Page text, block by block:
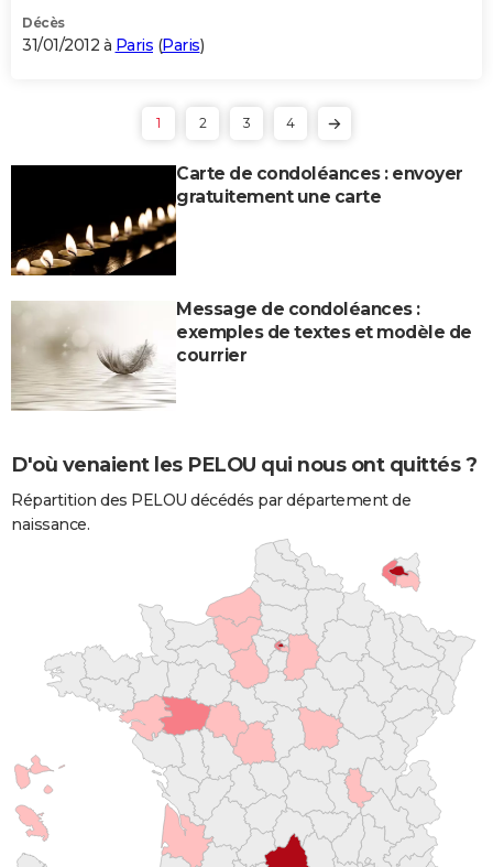
Décès
31/01/2012 à Paris (Paris)
1 2 3 4
Carte de condoléances : envoyer
gratuitement une carte
Message de condoléances :
exemples de textes et modèle de
courrier
D'où venaient les PELOU qui nous ont quittés ?
Répartition des PELOU décédés par département de
naissance.